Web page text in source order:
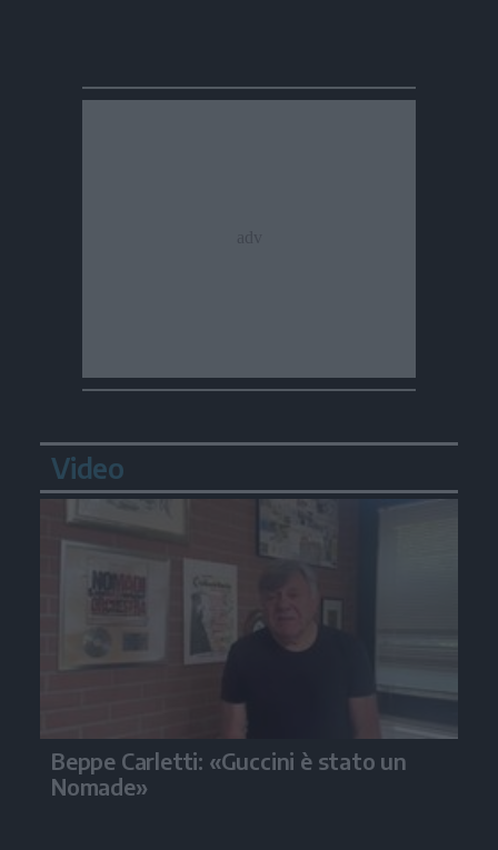
Video
Beppe Carletti: «Guccini è stato un
Nomade»